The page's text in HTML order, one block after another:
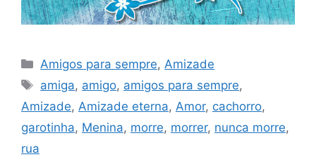
Categorias
Amigos para sempre,Amizade
Tags
amiga, amigo, amigos para sempre,
Amizade, Amizade eterna, Amor, cachorro,
garotinha, Menina, morre, morrer, nunca morre,
rua